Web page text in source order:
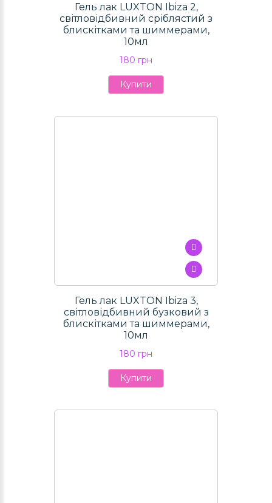
Гель лак LUXTON Ibiza 2,
світловідбивний сріблястий з
блискітками та шиммерами,
10мл
180 грн
Купити
Гель лак LUXTON Ibiza 3,
світловідбивний бузковий з
блискітками та шиммерами,
10мл
180 грн
Купити